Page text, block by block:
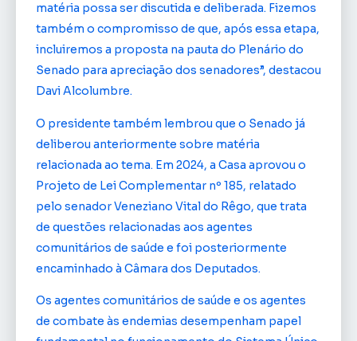
matéria possa ser discutida e deliberada. Fizemos
também o compromisso de que, após essa etapa,
incluiremos a proposta na pauta do Plenário do
Senado para apreciação dos senadores”, destacou
Davi Alcolumbre.
O presidente também lembrou que o Senado já
deliberou anteriormente sobre matéria
relacionada ao tema. Em 2024, a Casa aprovou o
Projeto de Lei Complementar nº 185, relatado
pelo senador Veneziano Vital do Rêgo, que trata
de questões relacionadas aos agentes
comunitários de saúde e foi posteriormente
encaminhado à Câmara dos Deputados.
Os agentes comunitários de saúde e os agentes
de combate às endemias desempenham papel